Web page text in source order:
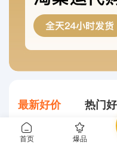
首页 爆品
最新好价 热门
LJR